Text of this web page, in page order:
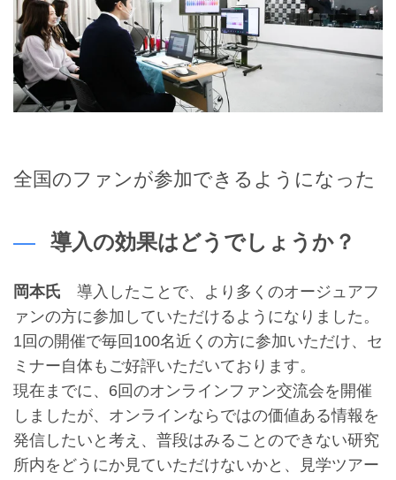
全国のファンが参加できるようになった
導入の効果はどうでしょうか？
岡本氏 導入したことで、より多くのオージュアフ
ァンの方に参加していただけるようになりました。
1回の開催で毎回100名近くの方に参加いただけ、セ
ミナー自体もご好評いただいております。
現在までに、6回のオンラインファン交流会を開催
しましたが、オンラインならではの価値ある情報を
発信したいと考え、普段はみることのできない研究
所内をどうにか見ていただけないかと、見学ツアー